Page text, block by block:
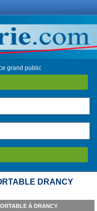
grand public
DRANCY
À DRANCY